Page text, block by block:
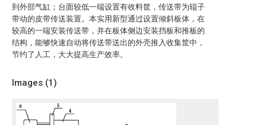
到外部气缸；台面较低一端设置有收料筐，传送带为辊子
带动的皮带传送装置。本实用新型通过设置倾斜板体，在
较高的一端安装传送带，并在板体侧边安装挡板和推板的
结构，能够快速自动将传送带送出的外壳推入收集筐中，
节约了人工，大大提高生产效率。
Images (1)